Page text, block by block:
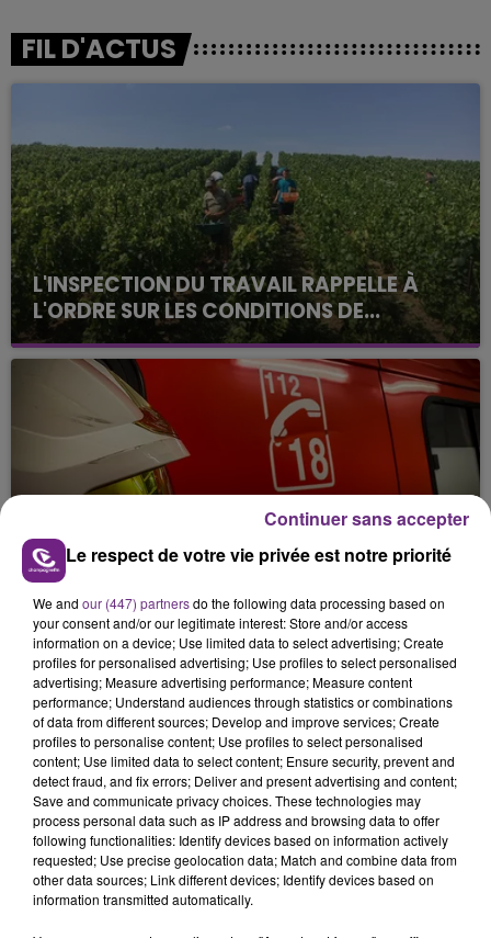
FIL D'ACTUS
L'INSPECTION DU TRAVAIL RAPPELLE À
L'ORDRE SUR LES CONDITIONS DE...
Alors que les dates de début des vendange 2026
s'est avéré être plus précoce que prévu,
l'inspection du Travail en profite pour rappeler
les conditions de...
UN FEU DE REMORQUE BLOQUE LA
CIRCULATION DANS LES ARDENNES
Un feu de remorque s'est déclaré ce mercredi en
fin de matinée sur l'A34.
TITRES DIFFUSÉS
15h38
15h38 15h36
15h36
Le respect de votre vie privée est notre priorité
We and our (447) partnersdo the following data processing based on
your consent and/or our legitimate interest: Store and/or access
information on a device; Use limited data to select advertising; Create
profiles for personalised advertising; Use profiles to select personalised
advertising; Measure advertising performance; Measure content
performance; Understand audiences through statistics or combinations
of data from different sources; Develop and improve services; Create
profiles to personalise content; Use profiles to select personalised
content; Use limited data to select content; Ensure security, prevent and
detect fraud, and fix errors; Deliver and present advertising and content;
Save and communicate privacy choices. These technologies may
process personal data such as IP address and browsing data to offer
following functionalities: Identify devices based on information actively
requested; Use precise geolocation data; Match and combine data from
other data sources; Link different devices; Identify devices based on
information transmitted automatically.
Continuer sans accepter